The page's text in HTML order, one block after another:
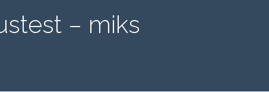
– miks